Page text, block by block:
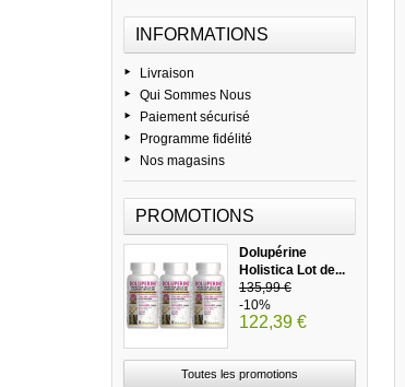
INFORMATIONS
Livraison
Qui Sommes Nous
Paiement sécurisé
Programme fidélité
Nos magasins
PROMOTIONS
Dolupérine
Holistica Lot de...
135,99 €
-10%
122,39 €
Toutes les promotions